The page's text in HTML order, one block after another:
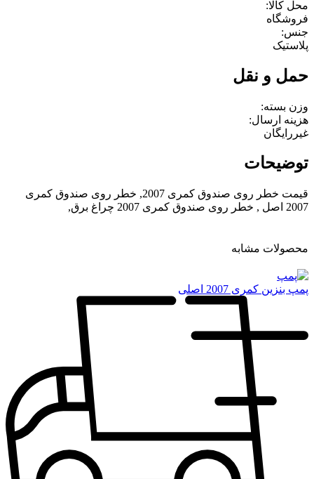
محل کالا:
فروشگاه
جنس:
پلاستیک
حمل و نقل
وزن بسته:
هزینه ارسال:
غیررایگان
توضیحات
قیمت خطر روی صندوق کمری 2007, خطر روی صندوق کمری
2007 اصل , خطر روی صندوق کمری 2007 چراغ برق,
محصولات مشابه
پمپ بنزین کمری 2007 اصلی